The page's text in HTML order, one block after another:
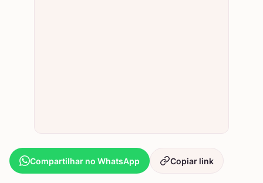
Compartilhar no WhatsApp Copiar link